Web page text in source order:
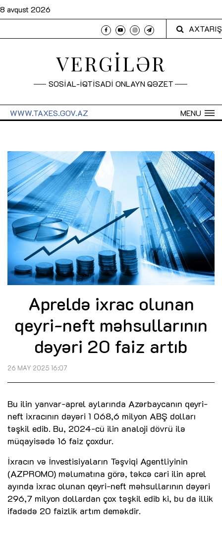
8 avqust 2026
AXTARIŞ
VERGİLƏR
SOSİAL-İQTİSADİ ONLAYN QƏZET
MENU
WWW.TAXES.GOV.AZ
Apreldə ixrac olunan
qeyri-neft məhsullarının
dəyəri 20 faiz artıb
26 MAY 2025 16:07
Bu ilin yanvar-aprel aylarında Azərbaycanın qeyri-
neft ixracının dəyəri 1 068,6 milyon ABŞ dolları
təşkil edib. Bu, 2024-cü ilin analoji dövrü ilə
müqayisədə 16 faiz çoxdur.
İxracın və İnvestisiyaların Təşviqi Agentliyinin
(AZPROMO) məlumatına görə, təkcə cari ilin aprel
ayında ixrac olunan qeyri-neft məhsullarının dəyəri
296,7 milyon dollardan çox təşkil edib ki, bu da illik
ifadədə 20 faizlik artım deməkdir.